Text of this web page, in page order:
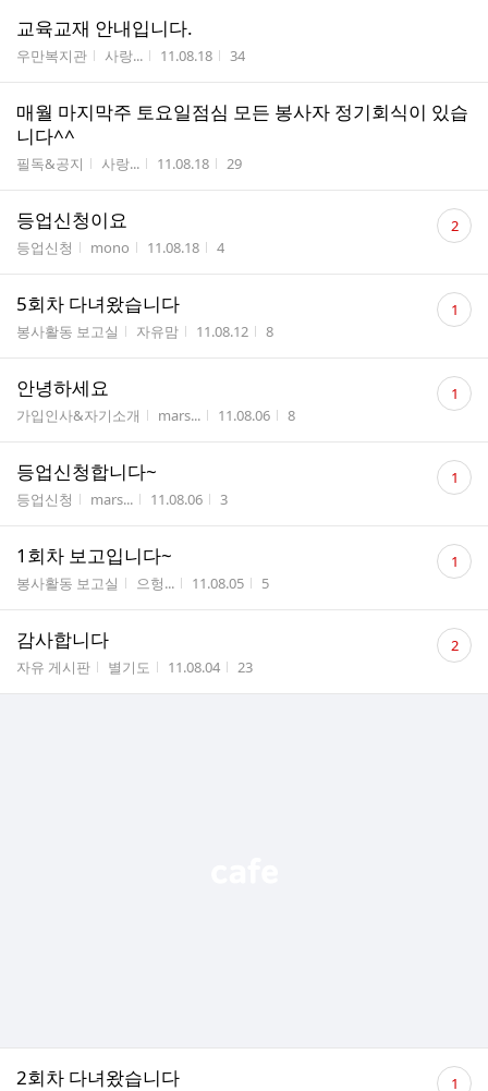
교육교재 안내입니다.
게시판명
우만복지관 작성자
사랑... 작성시간
11.08.18 조회수
34
매월 마지막주 토요일점심 모든 봉사자 정기회식이 있습
니다^^
게시판명
필독&공지 작성자
사랑... 작성시간
11.08.18 조회수
29
등업신청이요
게시판명
등업신청 작성자
mono 작성시간
11.08.18 조회수
4
댓
글 2
5회차 다녀왔습니다
게시판명
봉사활동 보고실 작성자
자유맘 작성시간
11.08.12 조회수
8
댓
글 1
안녕하세요
게시판명
가입인사&자기소개 작성자
mars... 작성시간
11.08.06 조회수
8
댓
글 1
등업신청합니다~
게시판명
등업신청 작성자
mars... 작성시간
11.08.06 조회수
3
댓
글 1
1회차 보고입니다~
게시판명
봉사활동 보고실 작성자
으헝... 작성시간
11.08.05 조회수
5
댓
글 1
감사합니다
게시판명
자유 게시판 작성자
별기도 작성시간
11.08.04 조회수
23
댓
글 2
2회차 다녀왔습니다
댓
1